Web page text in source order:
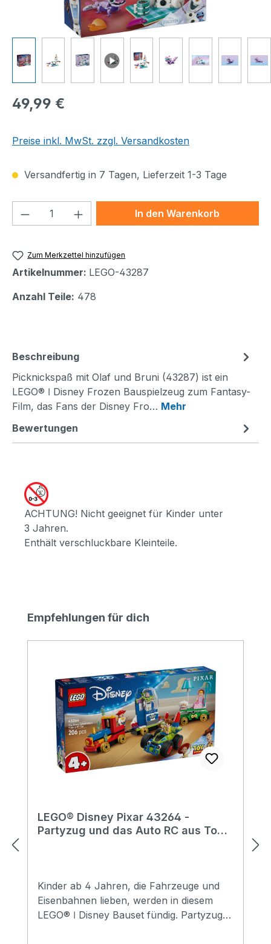
Regulärer Preis:
49,99 €
Preise inkl. MwSt. zzgl. Versandkosten
Versandfertig in 7 Tagen, Lieferzeit 1-3 Tage
Produkt Anzahl: Gib denIn den Warenkorb
Zum Merkzettel hinzufügen
Artikelnummer: LEGO-43287
Anzahl Teile: 478
Beschreibung
Picknickspaß mit Olaf und Bruni (43287) ist ein
LEGO® ǀ Disney Frozen Bauspielzeug zum Fantasy-
Film, das Fans der Disney Fro… Mehr
Bewertungen
ACHTUNG! Nicht geeignet für Kinder unter
3 Jahren.
Enthält verschluckbare Kleinteile.
Produktgalerie überspringen
Empfehlungen für dich
LEGO® Disney Pixar 43264 -
Partyzug und das Auto RC aus Toy
Kinder ab 4 Jahren, die Fahrzeuge und
Eisenbahnen lieben, werden in diesem
LEGO® ǀ Disney Bauset fündig. Partyzug